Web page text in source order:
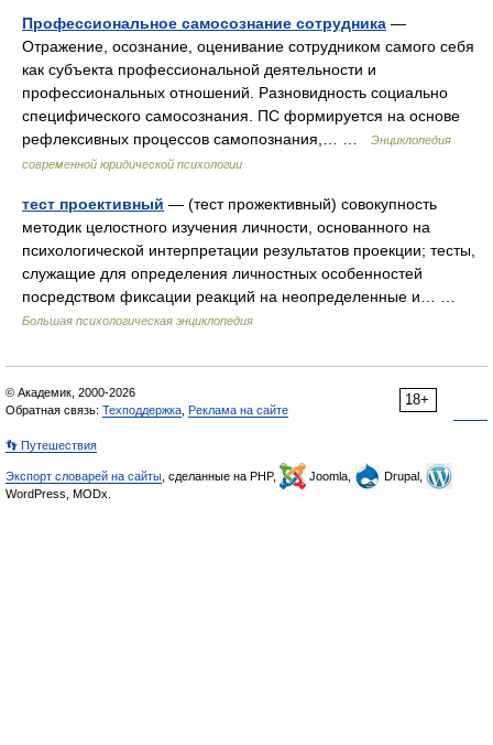
Профессиональное самосознание сотрудника —
Отражение, осознание, оценивание сотрудником самого себя
как субъекта профессиональной деятельности и
профессиональных отношений. Разновидность социально
специфического самосознания. ПС формируется на основе
рефлексивных процессов самопознания,… …
Энциклопедия
современной юридической психологии
тест проективный — (тест прожективный) совокупность
методик целостного изучения личности, основанного на
психологической интерпретации результатов проекции; тесты,
служащие для определения личностных особенностей
посредством фиксации реакций на неопределенные и… …
Большая психологическая энциклопедия
18+
© Академик, 2000-2026
Обратная связь: Техподдержка Реклама на сайте
👣 Путешествия
Экспорт словарей на сайты , сделанные на PHP, Joomla,
Drupal,
WordPress, MODx.